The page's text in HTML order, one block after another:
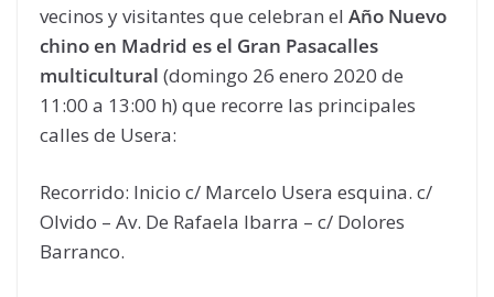
vecinos y visitantes que celebran el Año Nuevo
chino en Madrid es el Gran Pasacalles
multicultural (domingo 26 enero 2020 de
11:00 a 13:00 h) que recorre las principales
calles de Usera:
Recorrido: Inicio c/ Marcelo Usera esquina. c/
Olvido – Av. De Rafaela Ibarra – c/ Dolores
Barranco.